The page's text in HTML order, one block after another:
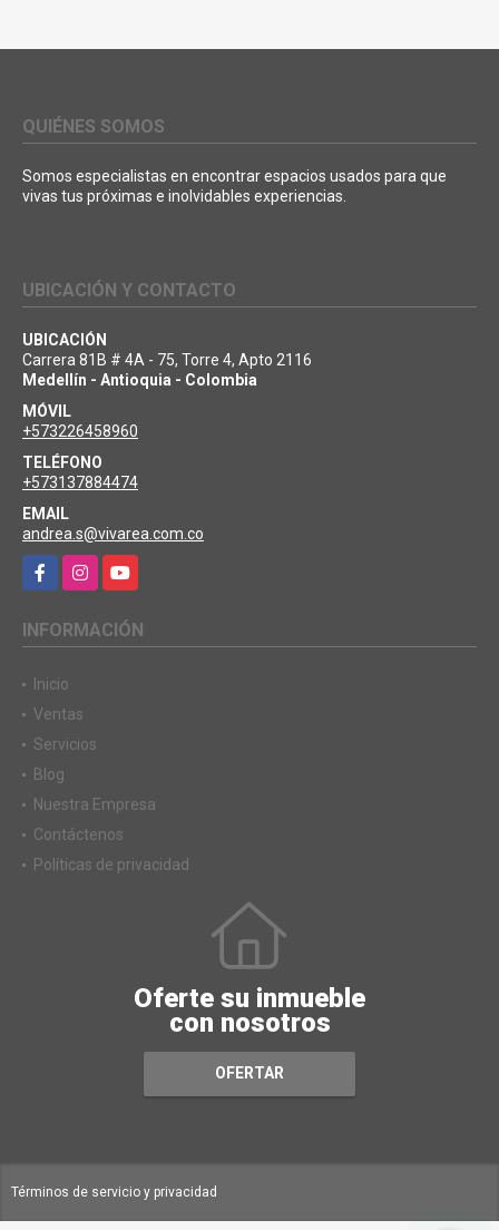
QUIÉNES SOMOS
Somos especialistas en encontrar espacios usados para que
vivas tus próximas e inolvidables experiencias.
UBICACIÓN Y CONTACTO
UBICACIÓN
Carrera 81B # 4A - 75, Torre 4, Apto 2116
Medellín - Antioquia - Colombia
MÓVIL
+573226458960
TELÉFONO
+573137884474
EMAIL
andrea.s@vivarea.com.co
FacebookInstagramYouTube
INFORMACIÓN
Inicio
Ventas
Servicios
Blog
Nuestra Empresa
Contáctenos
Políticas de privacidad
Oferte su inmueble
con nosotros
OFERTAR
Términos de servicio y privacidad